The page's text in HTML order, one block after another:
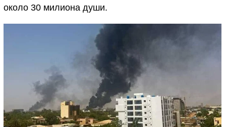
около 30 милиона души.